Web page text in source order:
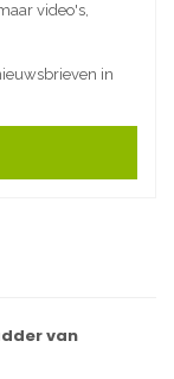
video's,
in
van